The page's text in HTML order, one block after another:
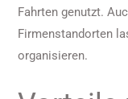
Fahrten genutzt.
Firmenstandorten
organisieren.